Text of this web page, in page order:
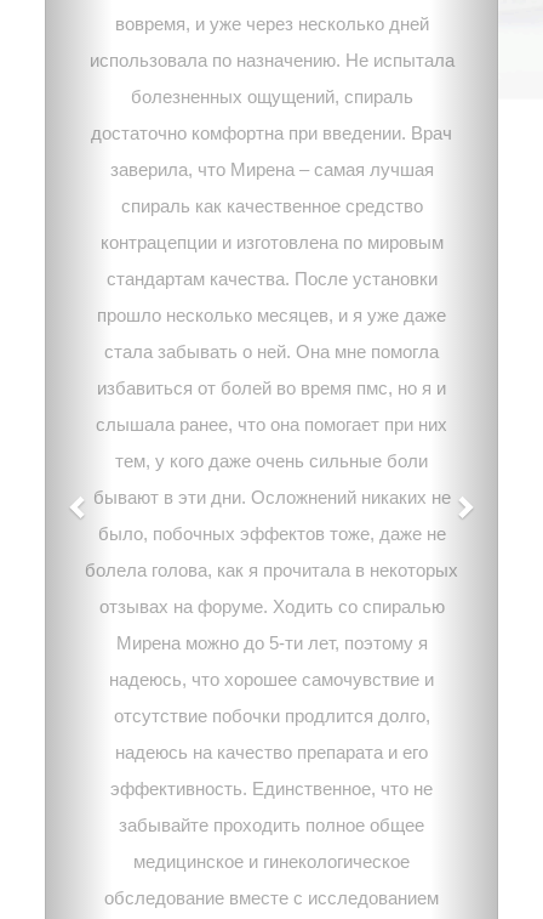
вовремя, и уже через несколько дней
использовала по назначению. Не испытала
болезненных ощущений, спираль
достаточно комфортна при введении. Врач
заверила, что Мирена – самая лучшая
спираль как качественное средство
контрацепции и изготовлена по мировым
стандартам качества. После установки
прошло несколько месяцев, и я уже даже
стала забывать о ней. Она мне помогла
избавиться от болей во время пмс, но я и
слышала ранее, что она помогает при них
тем, у кого даже очень сильные боли
бывают в эти дни. Осложнений никаких не
было, побочных эффектов тоже, даже не
болела голова, как я прочитала в некоторых
отзывах на форуме. Ходить со спиралью
Мирена можно до 5-ти лет, поэтому я
надеюсь, что хорошее самочувствие и
отсутствие побочки продлится долго,
надеюсь на качество препарата и его
эффективность. Единственное, что не
забывайте проходить полное общее
медицинское и гинекологическое
обследование вместе с исследованием